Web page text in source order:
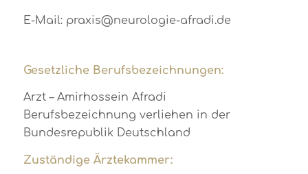
E-Mail: praxis@neurologie-afradi.de
Gesetzliche Berufsbezeichnungen:
Arzt – Amirhossein Afradi
Berufsbezeichnung verliehen in der
Bundesrepublik Deutschland
Zuständige Ärztekammer: